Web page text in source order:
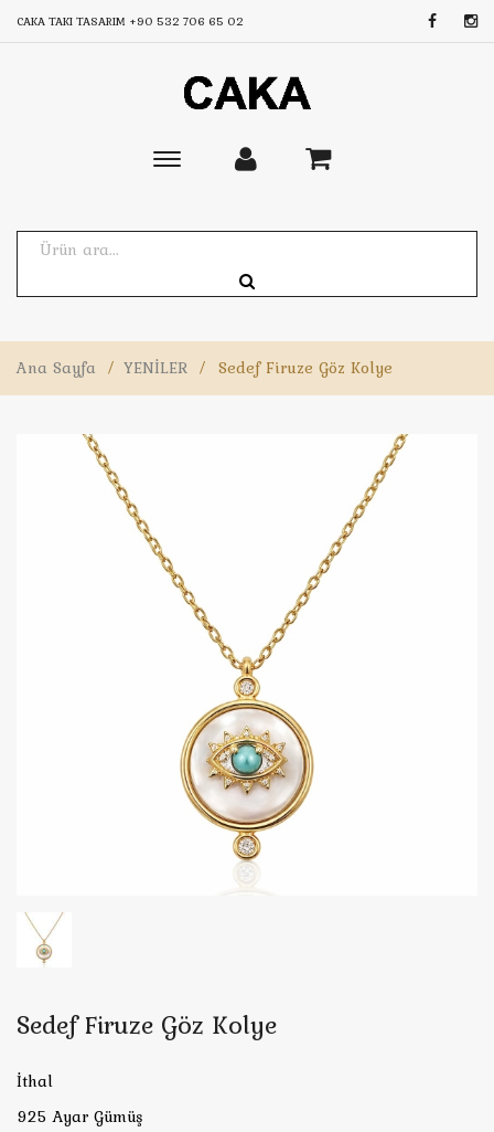
CAKA TAKI TASARIM +90 532 706 65 02
Toggle
Ana Sayfa / YENİLER / Sedef Firuze Göz Kolye
Sedef Firuze Göz Kolye
İthal
925 Ayar Gümüş